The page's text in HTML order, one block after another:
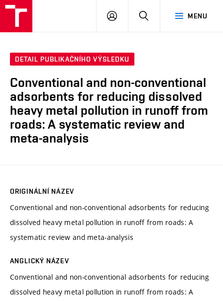
MENU
PŘIHLÁSIT
DETAIL PUBLIKAČNÍHO VÝSLEDKU
Conventional and non-conventional
adsorbents for reducing dissolved
heavy metal pollution in runoff from
roads: A systematic review and
meta-analysis
ORIGINÁLNÍ NÁZEV
Conventional and non-conventional adsorbents for reducing
dissolved heavy metal pollution in runoff from roads: A
systematic review and meta-analysis
ANGLICKÝ NÁZEV
Conventional and non-conventional adsorbents for reducing
dissolved heavy metal pollution in runoff from roads: A